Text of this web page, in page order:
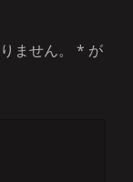
ません。 * が